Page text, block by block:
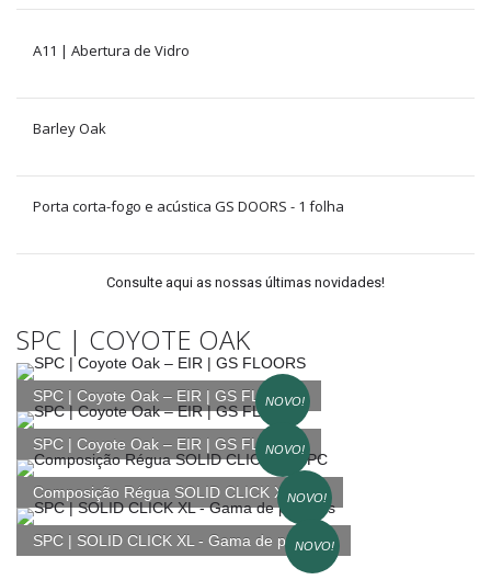
A11 | Abertura de Vidro
Barley Oak
Porta corta-fogo e acústica GS DOORS - 1 folha
Consulte aqui as nossas últimas novidades!
SPC | COYOTE OAK
SPC | Coyote Oak – EIR | GS FLOORS
NOVO!
SPC | Coyote Oak – EIR | GS FLOORS
NOVO!
Composição Régua SOLID CLICK XL SPC
NOVO!
SPC | SOLID CLICK XL - Gama de padrões
NOVO!